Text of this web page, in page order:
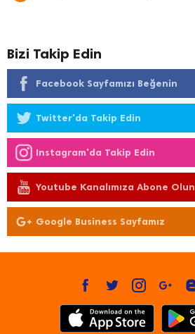
Bizi Takip Edin
Facebook Sayfamızı Beğenin
Twitter'da Takip Edin
Instagram'da Takip Edin
Youtube Kanalımıza Abone Olun
Google Business Sayfamız